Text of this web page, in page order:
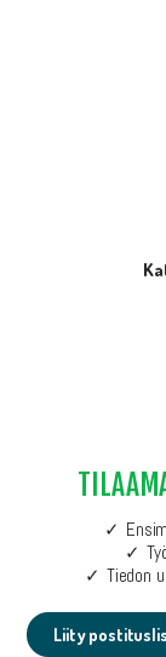
Tiedon
Liity